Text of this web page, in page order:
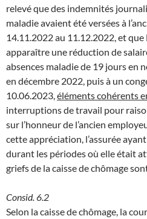
relevé que des indemnités
maladie avaient été versées à
14.11.2022 au 11.12.2022, et
apparaître une réduction de
absences maladie de 19 jours en
en décembre 2022, puis à un
10.06.2023, éléments cohérents
interruptions de travail pour
sur l’honneur de l’ancien
cette appréciation, l’assurée
durant les périodes où elle était
griefs de la caisse de chômage
Consid. 6.2
Selon la caisse de chômage, la